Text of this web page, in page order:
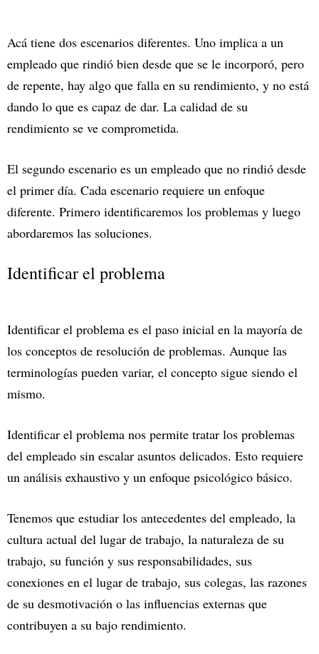
Acá tiene dos escenarios diferentes. Uno implica a un
empleado que rindió bien desde que se le incorporó, pero
de repente, hay algo que falla en su rendimiento, y no está
dando lo que es capaz de dar. La calidad de su
rendimiento se ve comprometida.
El segundo escenario es un empleado que no rindió desde
el primer día. Cada escenario requiere un enfoque
diferente. Primero identificaremos los problemas y luego
abordaremos las soluciones.
Identificar el problema
Identificar el problema es el paso inicial en la mayoría de
los conceptos de resolución de problemas. Aunque las
terminologías pueden variar, el concepto sigue siendo el
mismo.
Identificar el problema nos permite tratar los problemas
del empleado sin escalar asuntos delicados. Esto requiere
un análisis exhaustivo y un enfoque psicológico básico.
Tenemos que estudiar los antecedentes del empleado, la
cultura actual del lugar de trabajo, la naturaleza de su
trabajo, su función y sus responsabilidades, sus
conexiones en el lugar de trabajo, sus colegas, las razones
de su desmotivación o las influencias externas que
contribuyen a su bajo rendimiento.